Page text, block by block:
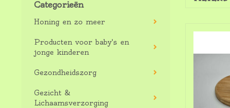
Categorieën
Honing en zo meer
Producten voor baby's en
jonge kinderen
Gezondheidszorg
Gezicht &
Lichaamsverzorging